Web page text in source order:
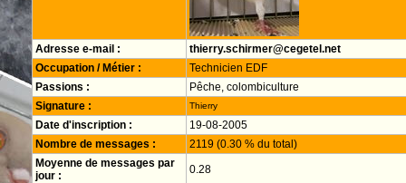
Adresse e-mail :
thierry.schirmer@cegetel.net
Occupation / Métier :
Technicien EDF
Passions :
Pêche, colombiculture
Signature :
Thierry
Date d'inscription :
19-08-2005
Nombre de messages :
2119 (0.30 % du total)
Moyenne de messages par
jour :
0.28